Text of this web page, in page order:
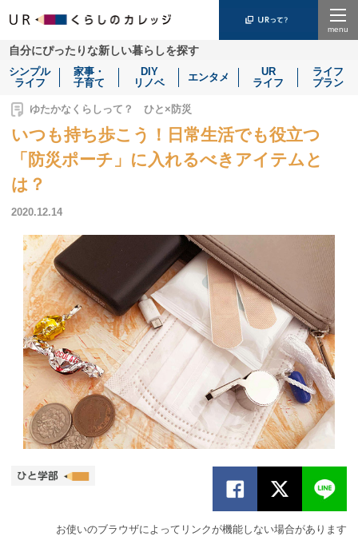
自分にぴったりな新しい暮らしを探す
シンプル
ライフ
家事・
子育て
DIY
リノベ
エンタメ
UR
ライフ
ライフ
プラン
ゆたかなくらしって？ ひと×防災
いつも持ち歩こう！日常生活でも役立つ
「防災ポーチ」に入れるべきアイテムと
は？
2020.12.14
お使いのブラウザによってリンクが機能しない場合があります